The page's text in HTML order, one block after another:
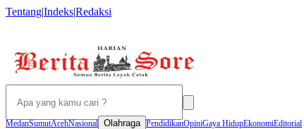
Tentang|Indeks|Redaksi
MedanSumutAcehNasional Olahraga PendidikanOpiniGaya HidupEkonomiEditorial